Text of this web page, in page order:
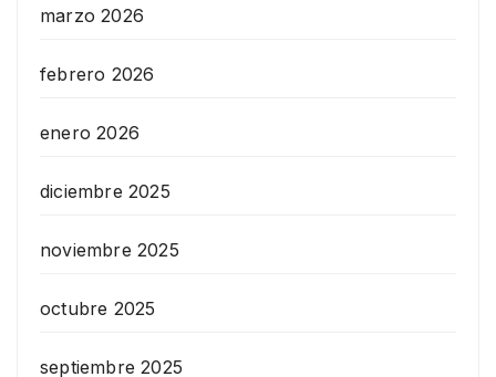
marzo 2026
febrero 2026
enero 2026
diciembre 2025
noviembre 2025
octubre 2025
septiembre 2025